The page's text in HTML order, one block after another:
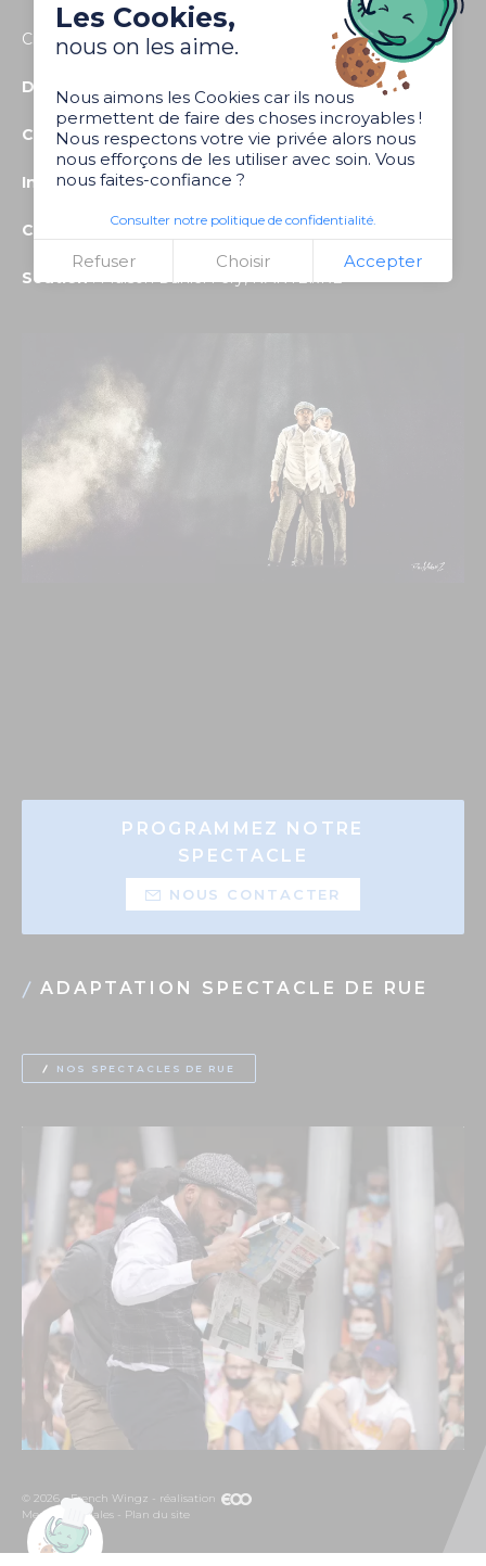
Les Cookies,
nous on les aime.
Nous aimons les Cookies car ils nous
permettent de faire des choses incroyables !
Nous respectons votre vie privée alors nous
nous efforçons de les utiliser avec soin. Vous
nous faites-confiance ?
Consulter notre politique de confidentialité.
Refuser Choisir Accepter
Création 2017, tout public dès 6 ans
Durée : 15 min
Chorégraphes :Archade ALi et Stevens TAILLASSON
Interprètes :Archade ALi et Stevens TAILLASSON
Création lumière : Romuald NARDELLO
Soutien: Maison Daniel Fery, NANTERRE
PROGRAMMEZ NOTRE
SPECTACLE
NOUS CONTACTER
ADAPTATION SPECTACLE DE RUE
NOS SPECTACLES DE RUE
© 2026 - French Wingz - réalisation
Mentions légales
Plan du site